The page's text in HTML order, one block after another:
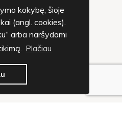
kokybę, šioje
(angl. cookies).
arba naršydami
Plačiau